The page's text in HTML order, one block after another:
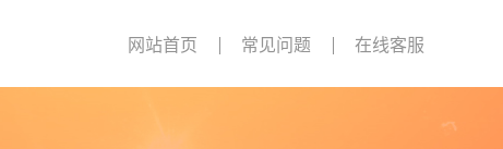
网站首页 常见问题 在线客服